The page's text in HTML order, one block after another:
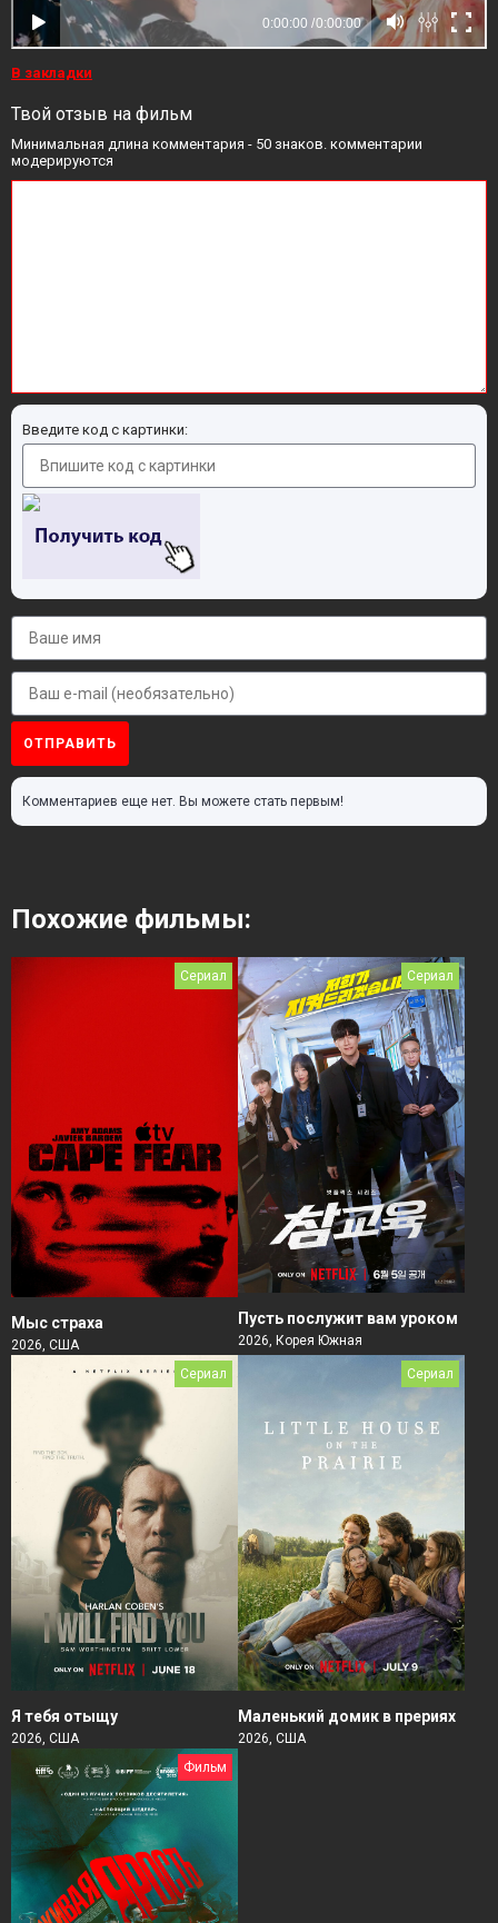
В закладки
Твой отзыв на фильм
Минимальная длина комментария - 50 знаков. комментарии
модерируются
Введите код с картинки:
ОТПРАВИТЬ
Комментариев еще нет. Вы можете стать первым!
Похожие фильмы:
Сериал
Мыс страха
2026, США
Сериал
Пусть послужит вам уроком
2026, Корея Южная
Сериал
Я тебя отыщу
2026, США
Сериал
Маленький домик в прериях
2026, США
Фильм